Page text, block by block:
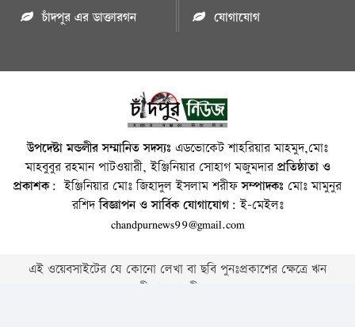
চাঁদপুর এর ডাক্তারগন
যোগাযোগ
উপদেষ্টা মন্ডলীর সম্মানিত সদস্যঃ এডভোকেট শাহরিয়ার মাহমুদ,মোঃ
মাহবুবুর রহমান পাটওয়ারী, ইঞ্জিনিয়ার সোহাগ মজুমদারপ্রতিষ্ঠাতা ও
প্রকাশক: ইঞ্জিনিয়ার মোঃ জিহাদুল ইসলাম শরীফসম্পাদকঃ মোঃ মামুনুর
রশিদবিজ্ঞাপন ও সার্বিক যোগাযোগ: ই-মেইলঃ
chandpurnews99@gmail.com
এই ওয়েবসাইটের যে কোনো লেখা বা ছবি পুনঃপ্রকাশের ক্ষেত্রে ঋন
স্বীকার বাঞ্চনীয় ।